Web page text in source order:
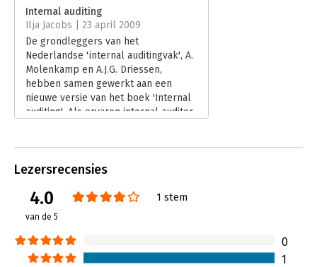
Verschijningsdatum:
Hoofdrubriek: Financieel management
Internal auditing
Ilja Jacobs | 23 april 2009
De grondleggers van het
Nederlandse 'internal auditingvak', A.
Molenkamp en A.J.G. Driessen,
hebben samen gewerkt aan een
nieuwe versie van het boek 'Internal
auditing'. Als ervaren internal auditor
Lees verder
Lezersrecensies
4.0
van de 5
1 stem
0
1